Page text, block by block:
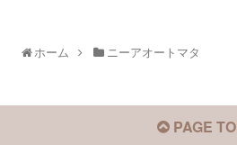
ホーム ニーアオートマタ
PAGE